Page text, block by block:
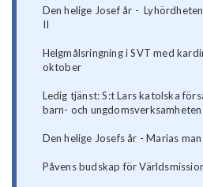
Den helige Josef år -
II
Helgmålsringning i SVT med
oktober
Ledig tjänst: S:t Lars katolska
barn- och ungdomsverksamheten
Den helige Josefs år - Marias
Påvens budskap för